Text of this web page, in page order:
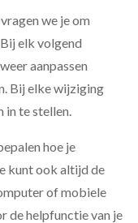
we je om
elk volgend
aanpassen
Bij elke wijziging
te stellen.
hoe je
kunt ook altijd de
of mobiele
de helpfunctie van je